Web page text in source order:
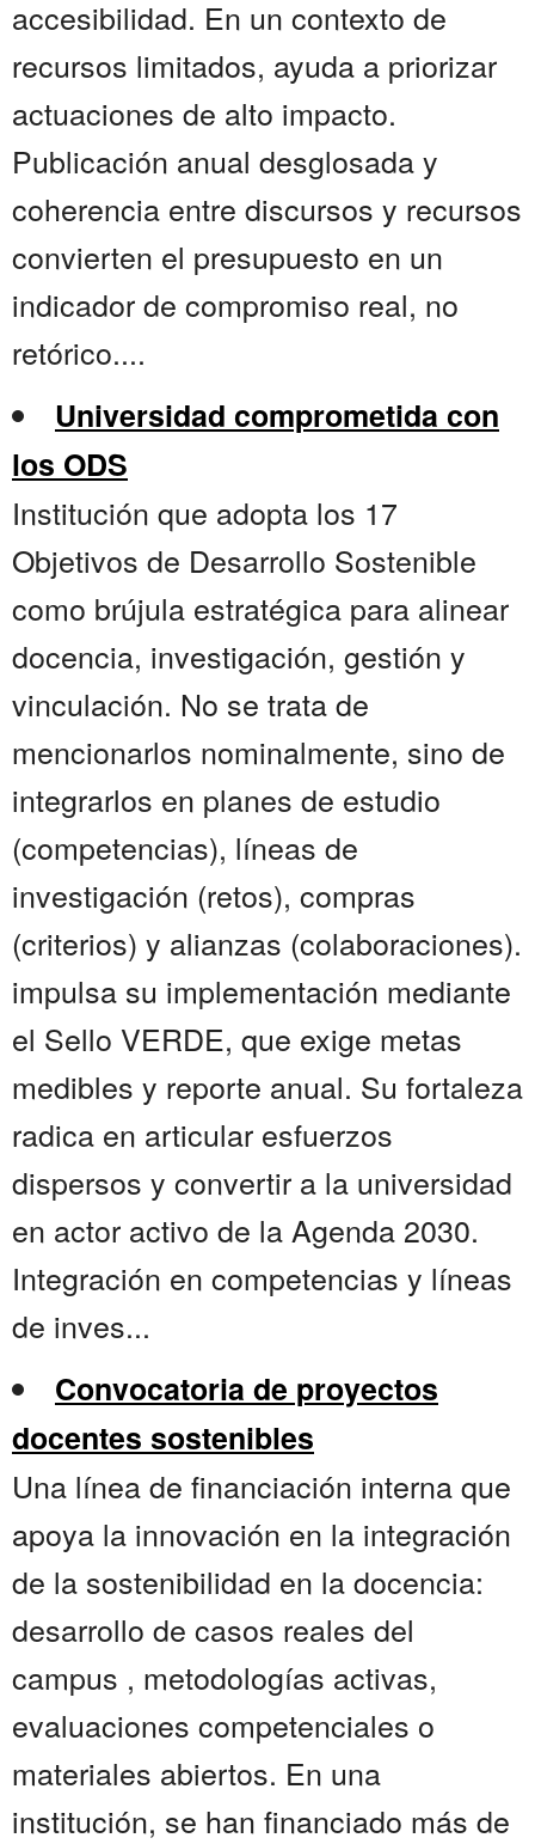
accesibilidad. En un contexto de
recursos limitados, ayuda a priorizar
actuaciones de alto impacto.
Publicación anual desglosada y
coherencia entre discursos y recursos
convierten el presupuesto en un
indicador de compromiso real, no
retórico....
Universidad comprometida con
los ODS
Institución que adopta los 17
Objetivos de Desarrollo Sostenible
como brújula estratégica para alinear
docencia, investigación, gestión y
vinculación. No se trata de
mencionarlos nominalmente, sino de
integrarlos en planes de estudio
(competencias), líneas de
investigación (retos), compras
(criterios) y alianzas (colaboraciones).
impulsa su implementación mediante
el Sello VERDE, que exige metas
medibles y reporte anual. Su fortaleza
radica en articular esfuerzos
dispersos y convertir a la universidad
en actor activo de la Agenda 2030.
Integración en competencias y líneas
de inves...
Convocatoria de proyectos
docentes sostenibles
Una línea de financiación interna que
apoya la innovación en la integración
de la sostenibilidad en la docencia:
desarrollo de casos reales del
campus , metodologías activas,
evaluaciones competenciales o
materiales abiertos. En una
institución, se han financiado más de